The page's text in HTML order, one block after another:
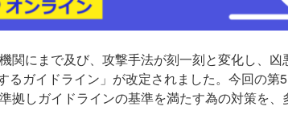
関にまで及び、攻撃手法が刻一刻と変化し、
ガイドライン」が改定されました。今回の第
拠しガイドラインの基準を満たす為の対策を